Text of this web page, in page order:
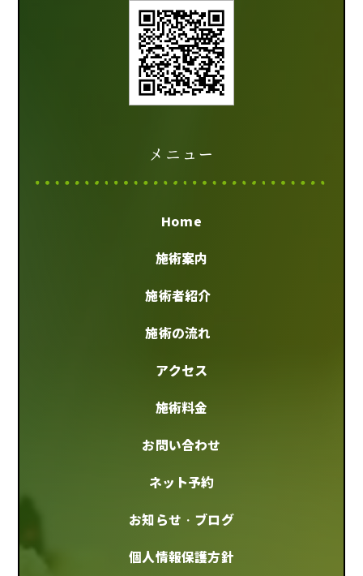
メニュー
Home
施術案内
施術者紹介
施術の流れ
アクセス
施術料金
お問い合わせ
ネット予約
お知らせ・ブログ
個人情報保護方針